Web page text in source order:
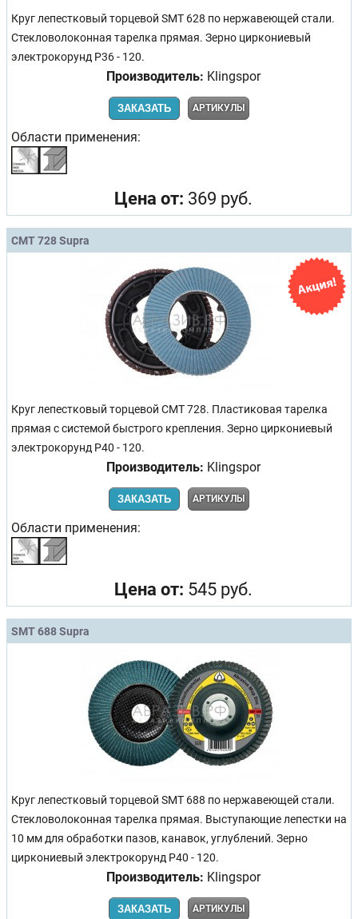
Круг лепестковый торцевой SMT 628 по нержавеющей стали.
Стекловолоконная тарелка прямая. Зерно циркониевый
электрокорунд Р36 - 120.
Производитель: Klingspor
ЗАКАЗАТЬ АРТИКУЛЫ
Области применения:
Цена от: 369 руб.
CMT 728 Supra
Круг лепестковый торцевой CMT 728. Пластиковая тарелка
прямая с системой быстрого крепления. Зерно циркониевый
электрокорунд Р40 - 120.
Производитель: Klingspor
ЗАКАЗАТЬ АРТИКУЛЫ
Области применения:
Цена от: 545 руб.
SMT 688 Supra
Круг лепестковый торцевой SMT 688 по нержавеющей стали.
Стекловолоконная тарелка прямая. Выступающие лепестки на
10 мм для обработки пазов, канавок, углублений. Зерно
циркониевый электрокорунд Р40 - 120.
Производитель: Klingspor
ЗАКАЗАТЬ АРТИКУЛЫ